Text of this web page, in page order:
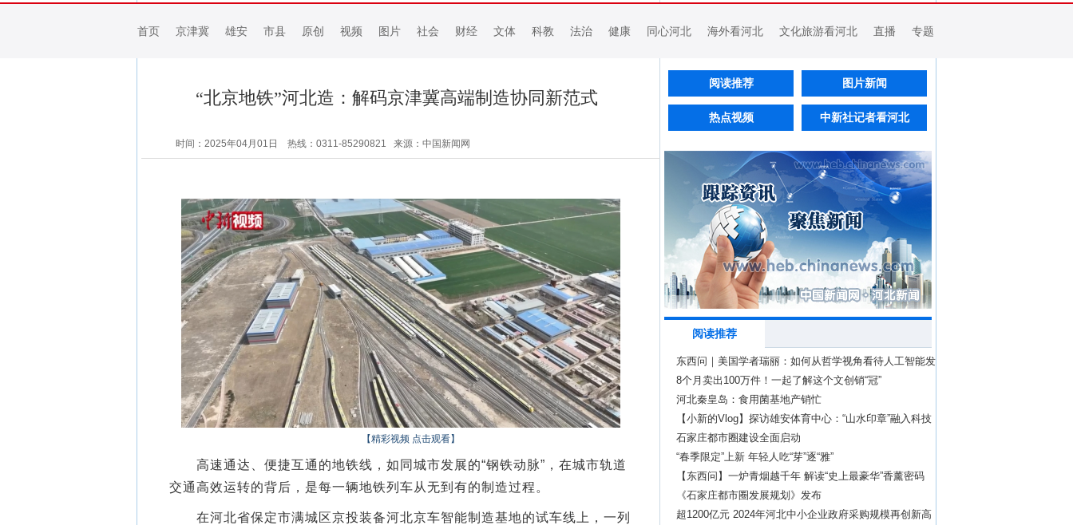
首页 京津冀 雄安 市县 原创 视频 图片 社会 财经 文体 科教 法治 健康 同心河北 海外看河北 文化旅游看河北 直播 专题
“北京地铁”河北造：解码京津冀高端制造协同新范式
时间：2025年04月01日 热线：0311-85290821 来源：中国新闻网
【精彩视频 点击观看】
高速通达、便捷互通的地铁线，如同城市发展的“钢铁动脉”，在城市轨道
交通高效运转的背后，是每一辆地铁列车从无到有的制造过程。
在河北省保定市满城区京投装备河北京车智能制造基地的试车线上，一列
阅读推荐 图片新闻
热点视频 中新社记者看河北
阅读推荐
东西问｜美国学者瑞丽：如何从哲学视角看待人工智能发
展？
8个月卖出100万件！一起了解这个文创销“冠”
河北秦皇岛：食用菌基地产销忙
【小新的Vlog】探访雄安体育中心：“山水印章”融入科技
与人文
石家庄都市圈建设全面启动
“春季限定”上新 年轻人吃“芽”逐“雅”
【东西问】一炉青烟越千年 解读“史上最豪华”香薰密码
《石家庄都市圈发展规划》发布
超1200亿元 2024年河北中小企业政府采购规模再创新高